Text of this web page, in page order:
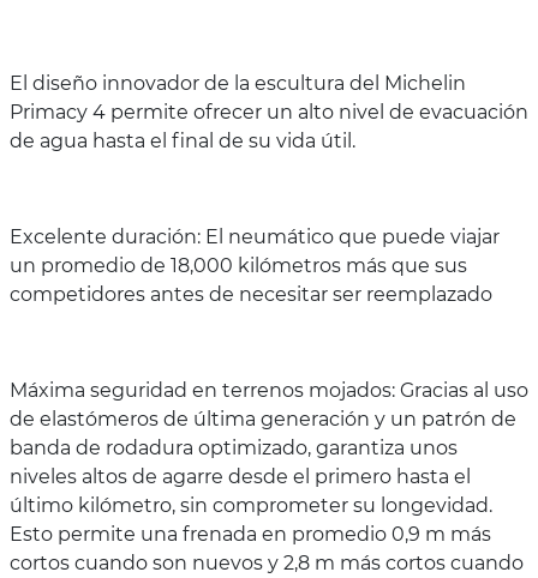
El diseño innovador de la escultura del Michelin
Primacy 4 permite ofrecer un alto nivel de evacuación
de agua hasta el final de su vida útil.
Excelente duración: El neumático que puede viajar
un promedio de 18,000 kilómetros más que sus
competidores antes de necesitar ser reemplazado
Máxima seguridad en terrenos mojados: Gracias al uso
de elastómeros de última generación y un patrón de
banda de rodadura optimizado, garantiza unos
niveles altos de agarre desde el primero hasta el
último kilómetro, sin comprometer su longevidad.
Esto permite una frenada en promedio 0,9 m más
cortos cuando son nuevos y 2,8 m más cortos cuando